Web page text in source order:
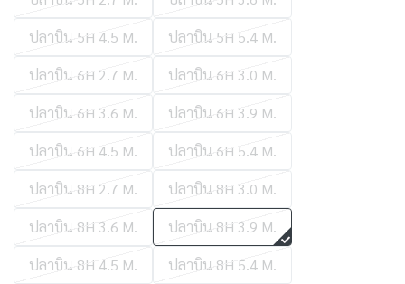
ปลาบิน 5H 4.5 M.
ปลาบิน 5H 5.4 M.
ปลาบิน 6H 2.7 M.
ปลาบิน 6H 3.0 M.
ปลาบิน 6H 3.6 M.
ปลาบิน 6H 3.9 M.
ปลาบิน 6H 4.5 M.
ปลาบิน 6H 5.4 M.
ปลาบิน 8H 2.7 M.
ปลาบิน 8H 3.0 M.
ปลาบิน 8H 3.6 M.
ปลาบิน 8H 3.9 M.
ปลาบิน 8H 4.5 M.
ปลาบิน 8H 5.4 M.